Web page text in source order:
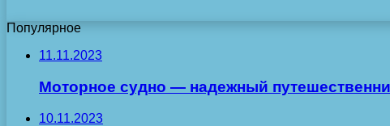
Популярное
11.11.2023
Моторное судно — надежный
10.11.2023